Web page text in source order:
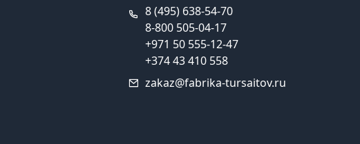
8 (495) 638-54-70
8-800 505-04-17
+971 50 555-12-47
+374 43 410 558
zakaz@fabrika-tursaitov.ru